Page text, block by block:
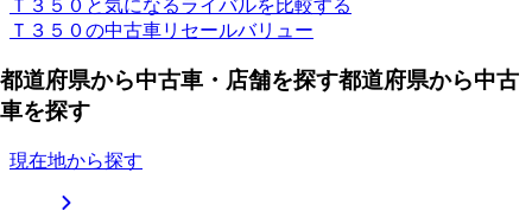
Ｔ３５０と気になるライバルを比較する
Ｔ３５０の中古車リセールバリュー
都道府県から中古車・店舗を探す都道府県から中古
車を探す
現在地から探す